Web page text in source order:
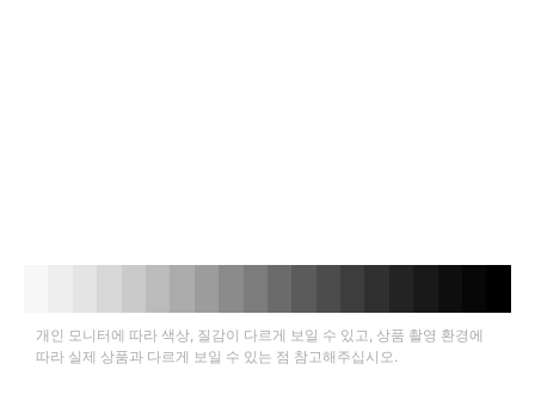
개인 모니터에 따라 색상, 질감이 다르게 보일 수 있고, 상품 촬영 환경에
따라 실제 상품과 다르게 보일 수 있는 점 참고해주십시오.